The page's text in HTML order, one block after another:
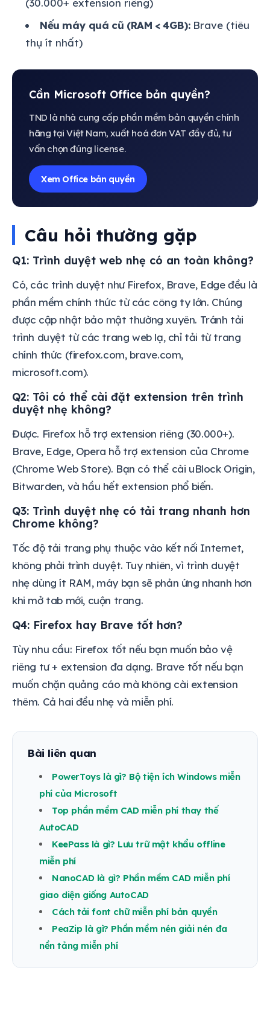
(30.000+ extension riêng)
Nếu máy quá cũ (RAM < 4GB):Brave (tiêu
thụ ít nhất)
Cần Microsoft Office bản quyền?
TND là nhà cung cấp phần mềm bản quyền chính
hãng tại Việt Nam, xuất hoá đơn VAT đầy đủ, tư
vấn chọn đúng license.
Xem Office bản quyền
Câu hỏi thường gặp
Q1: Trình duyệt web nhẹ có an toàn không?
Có, các trình duyệt như Firefox, Brave, Edge đều là
phần mềm chính thức từ các công ty lớn. Chúng
được cập nhật bảo mật thường xuyên. Tránh tải
trình duyệt từ các trang web lạ, chỉ tải từ trang
chính thức (firefox.com, brave.com,
microsoft.com).
Q2: Tôi có thể cài đặt extension trên trình
duyệt nhẹ không?
Được. Firefox hỗ trợ extension riêng (30.000+).
Brave, Edge, Opera hỗ trợ extension của Chrome
(Chrome Web Store). Bạn có thể cài uBlock Origin,
Bitwarden, và hầu hết extension phổ biến.
Q3: Trình duyệt nhẹ có tải trang nhanh hơn
Chrome không?
Tốc độ tải trang phụ thuộc vào kết nối Internet,
không phải trình duyệt. Tuy nhiên, vì trình duyệt
nhẹ dùng ít RAM, máy bạn sẽ phản ứng nhanh hơn
khi mở tab mới, cuộn trang.
Q4: Firefox hay Brave tốt hơn?
Tùy nhu cầu: Firefox tốt nếu bạn muốn bảo vệ
riêng tư + extension đa dạng. Brave tốt nếu bạn
muốn chặn quảng cáo mà không cài extension
thêm. Cả hai đều nhẹ và miễn phí.
Bài liên quan
PowerToys là gì? Bộ tiện ích Windows miễn
phí của Microsoft
Top phần mềm CAD miễn phí thay thế
AutoCAD
KeePass là gì? Lưu trữ mật khẩu offline
miễn phí
NanoCAD là gì? Phần mềm CAD miễn phí
giao diện giống AutoCAD
Cách tải font chữ miễn phí bản quyền
PeaZip là gì? Phần mềm nén giải nén đa
nền tảng miễn phí